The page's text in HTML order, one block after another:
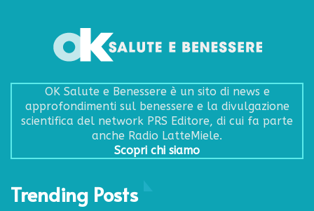
OK Salute e Benessere è un sito di news e
approfondimenti sul benessere e la divulgazione
scientifica del network PRS Editore, di cui fa parte
anche Radio LatteMiele.
Scopri chi siamo
Trending Posts